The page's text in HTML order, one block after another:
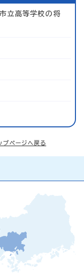
立高等学校の将
プページへ戻る